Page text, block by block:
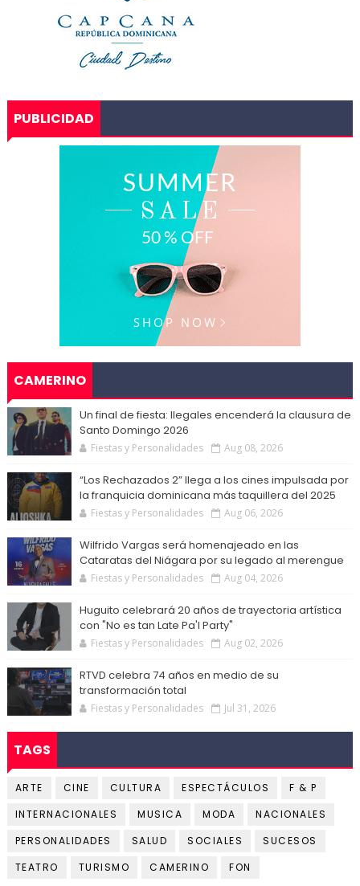
PUBLICIDAD
CAMERINO
Un final de fiesta: Ilegales encenderá la clausura de
Santo Domingo 2026
Fiestas y Personalidades Aug 08, 2026
“Los Rechazados 2” llega a los cines impulsada por
la franquicia dominicana más taquillera del 2025
Fiestas y Personalidades Aug 06, 2026
Wilfrido Vargas será homenajeado en las
Cataratas del Niágara por su legado al merengue
Fiestas y Personalidades Aug 04, 2026
Huguito celebrará 20 años de trayectoria artística
con "No es tan Late Pa'l Party"
Fiestas y Personalidades Aug 02, 2026
RTVD celebra 74 años en medio de su
transformación total
Fiestas y Personalidades Jul 31, 2026
TAGS
ARTE CINE CULTURA ESPECTÁCULOS
F & P
INTERNACIONALES
MUSICA MODA
NACIONALES
PERSONALIDADES
SALUD SOCIALES
SUCESOS
TEATRO
TURISMO CAMERINO FON